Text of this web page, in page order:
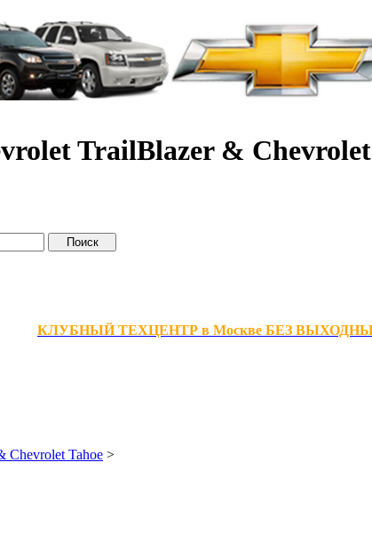
TrailBlazer & Chevrolet
КЛУБНЫЙ ТЕХЦЕНТР в Москве БЕЗ ВЫХОДНЫХ с
Chevrolet Tahoe >